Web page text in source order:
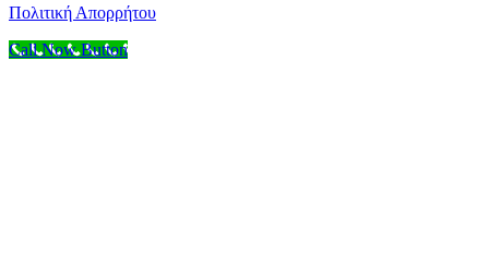
Πολιτική Απορρήτου
Call Now Button